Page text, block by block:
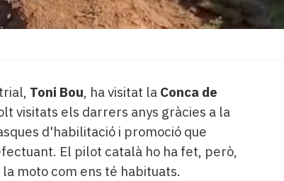
Toni Bou, ha visitat la Conca de
visitats els darrers anys gràcies a la
d'habilitació i promoció que
El pilot català ho ha fet, però,
la moto com ens té habituats.